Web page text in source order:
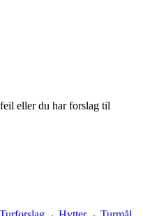
eller du har forslag til